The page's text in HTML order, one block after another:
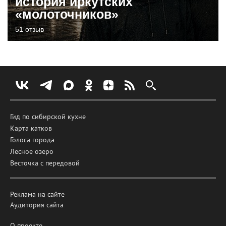
«молоточников»
51 отзыв
Гид по сибирской кухне
Карта катков
Голоса города
Лесное озеро
Весточка с передовой
Реклама на сайте
Аудитория сайта